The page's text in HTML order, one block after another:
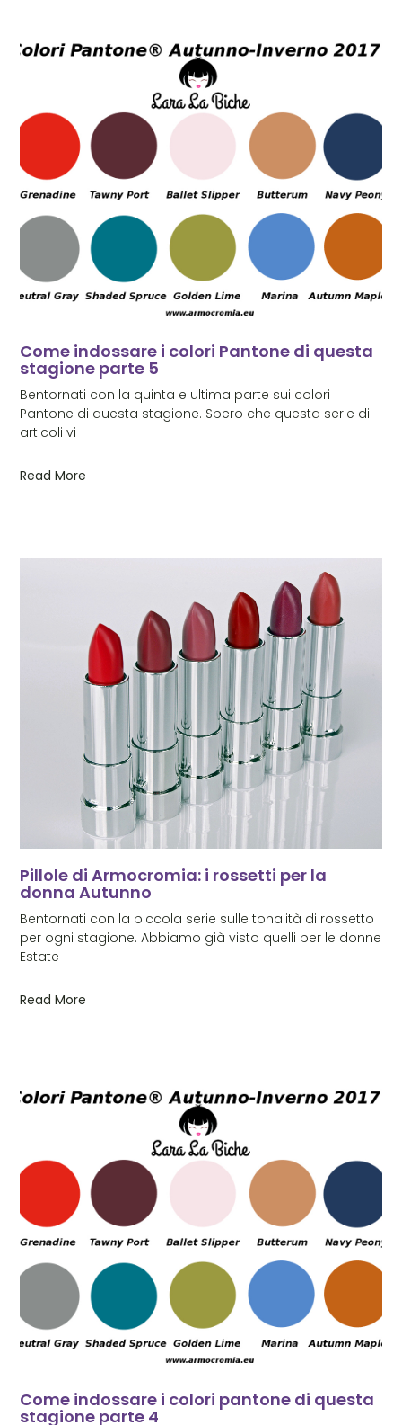
Come indossare i colori Pantone di questa
stagione parte 5
Bentornati con la quinta e ultima parte sui colori
Pantone di questa stagione. Spero che questa serie di
articoli vi
Read More
Pillole di Armocromia: i rossetti per la
donna Autunno
Bentornati con la piccola serie sulle tonalità di rossetto
per ogni stagione. Abbiamo già visto quelli per le donne
Estate
Read More
Come indossare i colori pantone di questa
stagione parte 4